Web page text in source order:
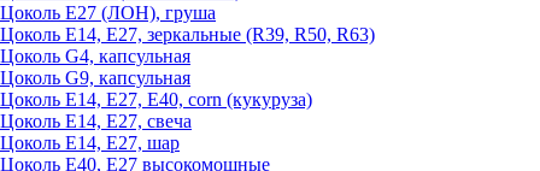
Цоколь Е27 (ЛОН), груша
Цоколь Е14, Е27, зеркальные (R39, R50, R63)
Цоколь G4, капсульная
Цоколь G9, капсульная
Цоколь Е14, Е27, Е40, corn (кукуруза)
Цоколь Е14, Е27, свеча
Цоколь Е14, Е27, шар
Цоколь Е40, Е27 высокомощные